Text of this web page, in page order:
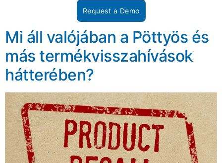
Request a Demo
Mi áll valójában a Pöttyös és
más termékvisszahívások
hátterében?